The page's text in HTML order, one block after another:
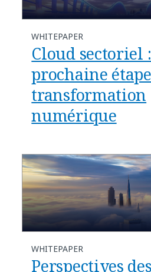
WHITEPAPER
Cloud sectoriel
prochaine
transformation
numérique
WHITEPAPER
Perspectives